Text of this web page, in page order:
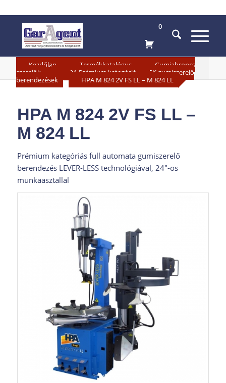
0
Kezdőlap Termékkatalógus
Gumiabroncs
szerelők
»
HPA Prémium kategóriás SZGK gumiszerelő
berendezések
HPA M 824 2V FS LL – M 824 LL
HPA M 824 2V FS LL –
M 824 LL
Prémium kategóriás full automata gumiszerelő
berendezés LEVER-LESS technológiával, 24″-os
munkaasztallal